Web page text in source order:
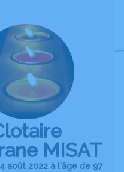
MISAT
août 2022 à l'âge de 97